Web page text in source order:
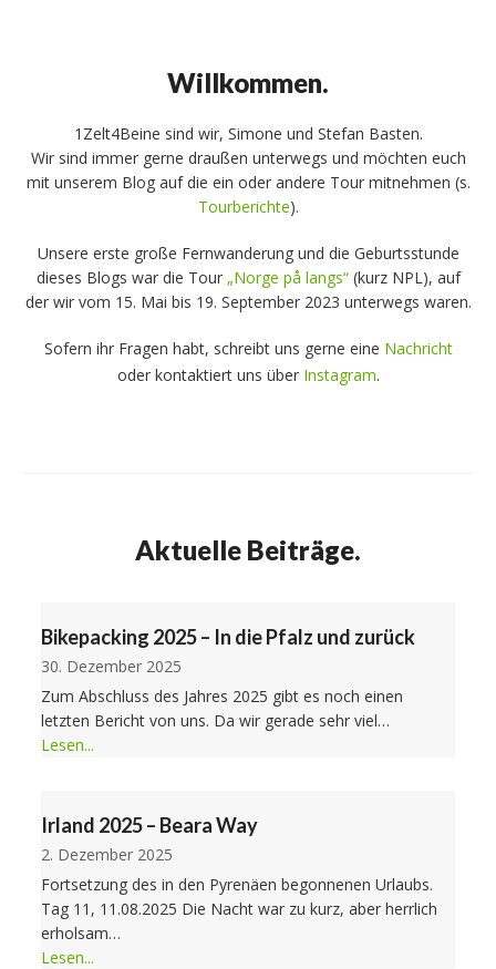
Willkommen.
1Zelt4Beine sind wir, Simone und Stefan Basten.
Wir sind immer gerne draußen unterwegs und möchten euch
mit unserem Blog auf die ein oder andere Tour mitnehmen (s.
Tourberichte).
Unsere erste große Fernwanderung und die Geburtsstunde
dieses Blogs war die Tour „Norge på langs“(kurz NPL), auf
der wir vom 15. Mai bis 19. September 2023 unterwegs waren.
Sofern ihr Fragen habt, schreibt uns gerne eine Nachricht
oder kontaktiert uns über Instagram.
Aktuelle Beiträge.
Bikepacking 2025 – In die Pfalz und zurück
30. Dezember 2025
Zum Abschluss des Jahres 2025 gibt es noch einen
letzten Bericht von uns. Da wir gerade sehr viel…
Lesen...
Irland 2025 – Beara Way
2. Dezember 2025
Fortsetzung des in den Pyrenäen begonnenen Urlaubs.
Tag 11, 11.08.2025 Die Nacht war zu kurz, aber herrlich
erholsam…
Lesen...